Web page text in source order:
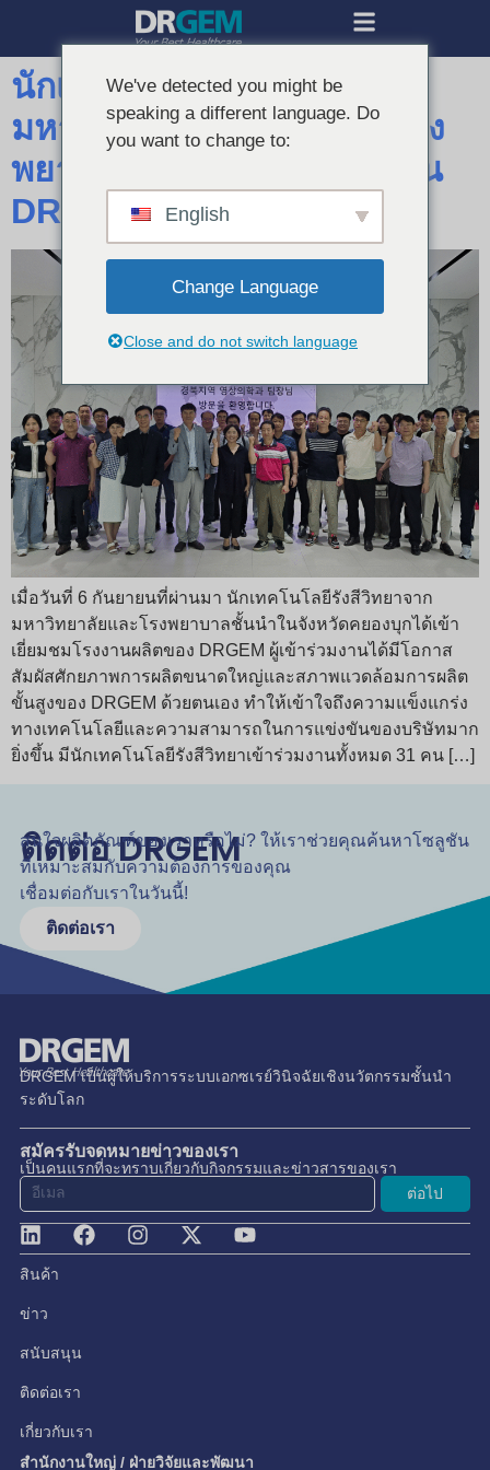
นักเทคโนโลยีรังสีวิทยาจาก
มหาวิทยาลัยคยองบุกและโรง
พยาบาลหลักเยี่ยมชมโรงงาน
DRGEM
เมื่อวันที่ 6 กันยายนที่ผ่านมา นักเทคโนโลยีรังสีวิทยาจาก
มหาวิทยาลัยและโรงพยาบาลชั้นนำในจังหวัดคยองบุกได้เข้า
เยี่ยมชมโรงงานผลิตของ DRGEM ผู้เข้าร่วมงานได้มีโอกาส
สัมผัสศักยภาพการผลิตขนาดใหญ่และสภาพแวดล้อมการผลิต
ขั้นสูงของ DRGEM ด้วยตนเอง ทำให้เข้าใจถึงความแข็งแกร่ง
ทางเทคโนโลยีและความสามารถในการแข่งขันของบริษัทมาก
ยิ่งขึ้น มีนักเทคโนโลยีรังสีวิทยาเข้าร่วมงานทั้งหมด 31 คน […]
ติดต่อ DRGEM
สนใจผลิตภัณฑ์ของเราหรือไม่? ให้เราช่วยคุณค้นหาโซลูชัน
ที่เหมาะสมกับความต้องการของคุณ
เชื่อมต่อกับเราในวันนี้!
ติดต่อเรา
DRGEM เป็นผู้ให้บริการระบบเอกซเรย์วินิจฉัยเชิงนวัตกรรมชั้นนำ
ระดับโลก
สมัครรับจดหมายข่าวของเรา
เป็นคนแรกที่จะทราบเกี่ยวกับกิจกรรมและข่าวสารของเรา
ต่อไป
สินค้า
ข่าว
สนับสนุน
ติดต่อเรา
เกี่ยวกับเรา
สำนักงานใหญ่ / ฝ่ายวิจัยและพัฒนา
We've detected you might be
speaking a different language. Do
you want to change to:
English
Change Language
Close and do not switch language